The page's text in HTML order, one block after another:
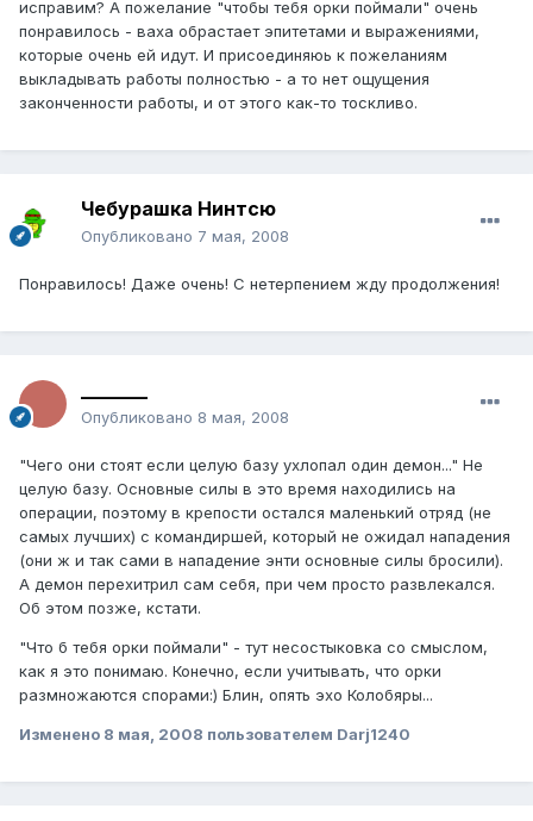
исправим? А пожелание "чтобы тебя орки поймали" очень
понравилось - ваха обрастает эпитетами и выражениями,
которые очень ей идут. И присоединяюь к пожеланиям
выкладывать работы полностью - а то нет ощущения
законченности работы, и от этого как-то тоскливо.
Чебурашка Нинтсю
Опубликовано 7 мая, 2008
Понравилось! Даже очень! С нетерпением жду продолжения!
Опубликовано 8 мая, 2008
"Чего они стоят если целую базу ухлопал один демон..." Не
целую базу. Основные силы в это время находились на
операции, поэтому в крепости остался маленький отряд (не
самых лучших) с командиршей, который не ожидал нападения
(они ж и так сами в нападение энти основные силы бросили).
А демон перехитрил сам себя, при чем просто развлекался.
Об этом позже, кстати.
"Что б тебя орки поймали" - тут несостыковка со смыслом,
как я это понимаю. Конечно, если учитывать, что орки
размножаются спорами:) Блин, опять эхо Колобяры...
Изменено 8 мая, 2008 пользователем Darj1240